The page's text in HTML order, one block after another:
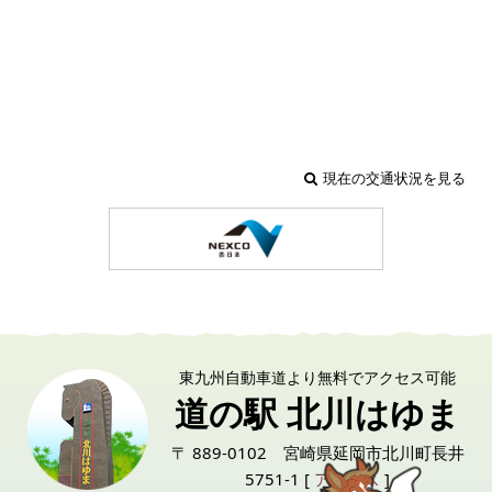
現在の交通状況を見る
東九州自動車道より無料でアクセス可能
道の駅 北川はゆま
〒 889-0102 宮崎県延岡市北川町長井
5751-1 [ アクセス ]